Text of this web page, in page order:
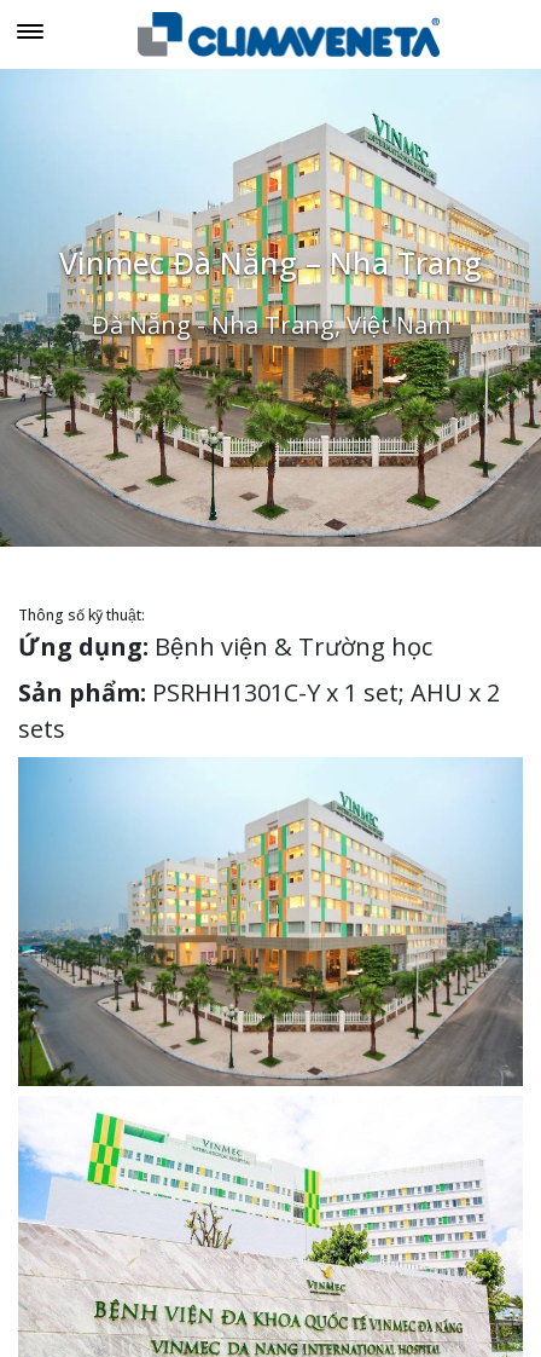
Vinmec Đà Nẵng – Nha Trang
Đà Nẵng - Nha Trang, Việt Nam
Thông số kỹ thuật:
Ứng dụng: Bệnh viện & Trường học
Sản phẩm: PSRHH1301C-Y x 1 set; AHU x 2
sets